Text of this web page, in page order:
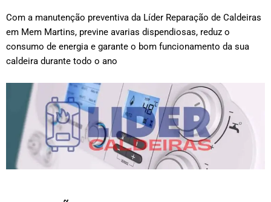
Com a manutenção preventiva da Líder Reparação de Caldeiras
em Mem Martins, previne avarias dispendiosas, reduz o
consumo de energia e garante o bom funcionamento da sua
caldeira durante todo o ano